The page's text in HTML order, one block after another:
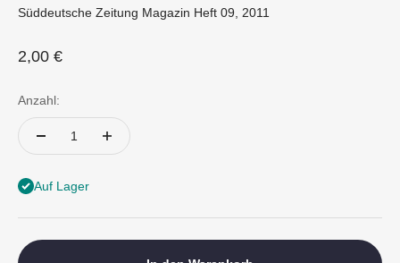
Süddeutsche Zeitung Magazin Heft 09, 2011
Angebot
2,00 €
Anzahl:
Auf Lager